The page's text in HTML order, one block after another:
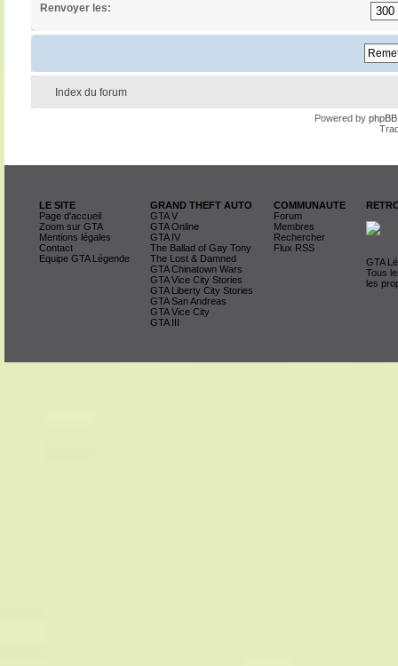
Renvoyer les:
Index du forum
Powered by phpBB
LE SITE
Page d'accueil
Zoom sur GTA
Mentions légales
Contact
Equipe GTA Légende
GRAND THEFT AUTO
GTA V
GTA Online
GTA IV
The Ballad of Gay Tony
The Lost & Damned
GTA Chinatown Wars
GTA Vice City Stories
GTA Liberty City Stories
GTA San Andreas
GTA Vice City
GTA III
COMMUNAUTE
Forum
Membres
Rechercher
Flux RSS
GTA
Tous
les